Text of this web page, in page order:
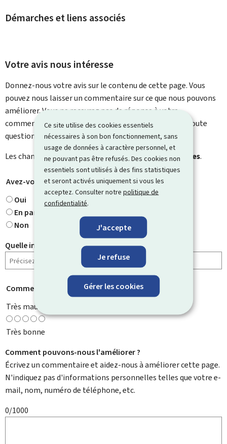
Ce site utilise des cookies essentiels
nécessaires à son bon fonctionnement, sans
usage de données à caractère personnel, et
ne pouvant pas être refusés. Des cookies non
essentiels sont utilisés à des fins statistiques
et seront activés uniquement si vous les
acceptez. Consulter notrepolitique de
confidentialité.
J'accepte
Je refuse
Gérer les cookies
Démarches et liens associés
Votre avis nous intéresse
Donnez-nous votre avis sur le contenu de cette page. Vous
pouvez nous laisser un commentaire sur ce que nous pouvons
améliorer. Vous ne recevrez pas de réponse à votre
commentaire. Utilisez le formulaire de contact pour toute
question particulière.
Les champs marqués d’une étoile ( * ) sontobligatoires.
Avez-vous trouvé ce que vous cherchiez ? *
Oui
En partie
Non
Quelle information cherchiez-vous ?
Comment évaluez-vous cette page ? *
Très mauvaise
Très bonne
Comment pouvons-nous l'améliorer ?
Écrivez un commentaire et aidez-nous à améliorer cette page.
N'indiquez pas d'informations personnelles telles que votre e-
mail, nom, numéro de téléphone, etc.
0/1000